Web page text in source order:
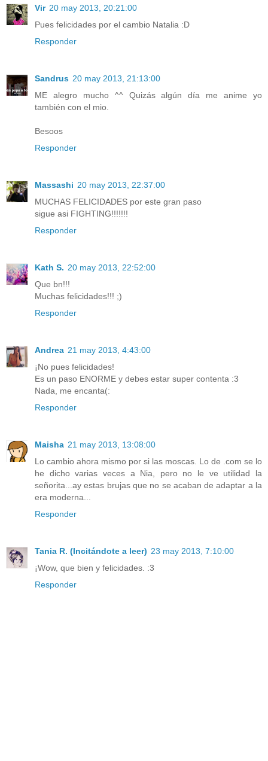
Vir 20 may 2013, 20:21:00
Pues felicidades por el cambio Natalia :D
Responder
Sandrus 20 may 2013, 21:13:00
ME alegro mucho ^^ Quizás algún día me anime yo
también con el mio.
Besoos
Responder
Massashi 20 may 2013, 22:37:00
MUCHAS FELICIDADES por este gran paso
sigue asi FIGHTING!!!!!!!
Responder
Kath S. 20 may 2013, 22:52:00
Que bn!!!
Muchas felicidades!!! ;)
Responder
Andrea 21 may 2013, 4:43:00
¡No pues felicidades!
Es un paso ENORME y debes estar super contenta :3
Nada, me encanta(:
Responder
Maisha 21 may 2013, 13:08:00
Lo cambio ahora mismo por si las moscas. Lo de .com se lo
he dicho varias veces a Nia, pero no le ve utilidad la
señorita...ay estas brujas que no se acaban de adaptar a la
era moderna...
Responder
Tania R. (Incitándote a leer) 23 may 2013, 7:10:00
¡Wow, que bien y felicidades. :3
Responder